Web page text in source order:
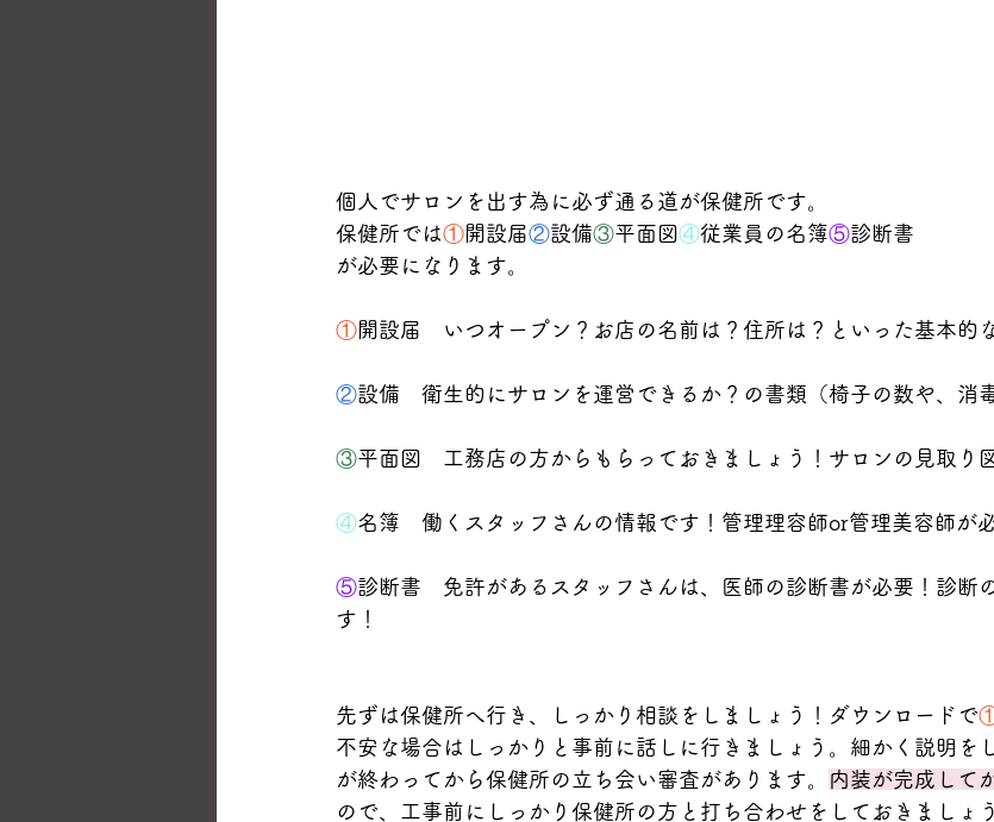
個人でサロンを出す為に必ず通る道が保健所です。
保健所では①開設届②設備③平面図④従業員の名簿⑤診断書
が必要になります。
①開設届　いつオープン？お店の名前は？住所は？といった基本的
②設備　衛生的にサロンを運営できるか？の書類（椅子の数や、消
③平面図　工務店の方からもらっておきましょう！サロンの見取り
④名簿　働くスタッフさんの情報です！管理理容師or管理美容師が
⑤診断書　免許があるスタッフさんは、医師の診断書が必要！診断
す！
先ずは保健所へ行き、しっかり相談をしましょう！ダウンロードで
不安な場合はしっかりと事前に話しに行きましょう。細かく説明を
が終わってから保健所の立ち会い審査があります。
内装が完成して
ので、工事前にしっかり保健所の方と打ち合わせをしておきましょ